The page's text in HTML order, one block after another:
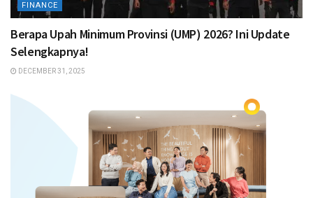
FINANCE
Berapa Upah Minimum Provinsi (UMP) 2026? Ini Update
Selengkapnya!
DECEMBER 31, 2025